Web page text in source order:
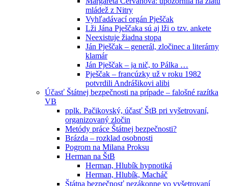
mládež z Nitry
Vyhľadávací orgán Pješčak
Lži Jána Pješčaka sú aj lži o tzv. ankete
Neexistuje žiadna stopa
Ján Pješčak – generál, zločinec a literárny
klamár
Ján Pješčak – ja nič, to Pálka …
Pješčak – francúzky už v roku 1982
potvrdili Andrášikovi alibi
Účasť Štátnej bezpečnosti na prípade – falošné razítka
VB
pplk. Pačikovský, účasť ŠtB pri vyšetrovaní,
organizovaný zločin
Metódy práce Štátnej bezpečnosti?
Brázda – rozklad osobnosti
Pogrom na Milana Proksu
Herman na ŠtB
Herman, Hlubík hypnotiká
Herman, Hlubík, Macháč
Štátna bezpečnosť nezákonne vo vyšetrovaní